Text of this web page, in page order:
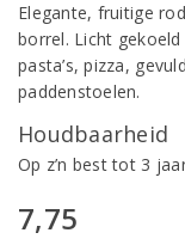
Elegante, fruitige
borrel. Licht
pasta’s, pizza,
paddenstoelen.
Houdbaarheid
Op z’n best tot 3
7,75